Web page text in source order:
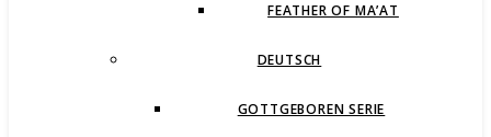
FEATHER OF MA’AT
DEUTSCH
GOTTGEBOREN SERIE